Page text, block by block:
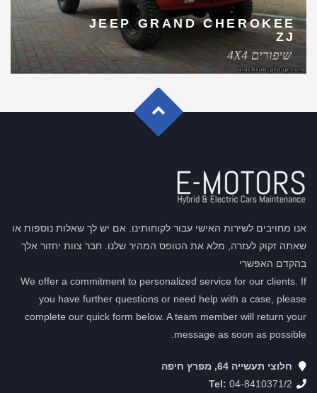
JEEP GRAND CHEROKEE
ZJ
שיפורים 4X4
אנו מחויבים לשירות האישי עבור לקוחותינו. אם יש לך שאלות נוספות או
שאתה זקוק לעזרה, מלא את הטופס המהיר שלנו. חבר צוות יחזור אלך
בהקדם האפשרי
We offer a commitment to personalized service for our clients. If
you have further questions or need help with a case, please
complete our quick form below. A team member will return your
message as soon as possible.
חלוצי תעשייה 64, מפרץ חיפה
Tel: 04-8410371/2
G
o
t
o
T
o
p